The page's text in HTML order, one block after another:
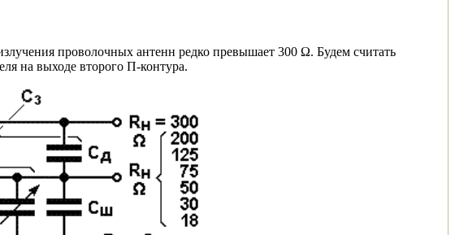
проволочных антенн редко превышает 300 Ω. Будем считать
на выходе второго П-контура.